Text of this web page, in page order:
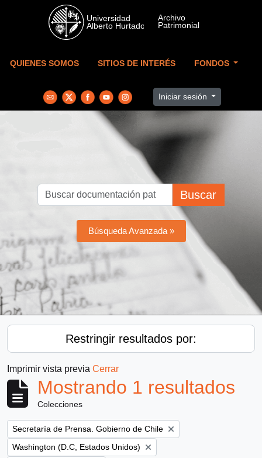
Skip to main content
QUIENES SOMOS SITIOS DE INTERÉS FONDOS
Iniciar sesión
Buscar
Búsqueda Avanzada »
Restringir resultados por:
Imprimir vista previa Cerrar
Mostrando 1 resultados
Colecciones
Remove filter:
Secretaría de Prensa. Gobierno de Chile
Remove filter:
Washington (D.C, Estados Unidos)